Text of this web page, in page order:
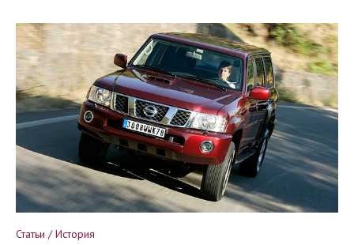
Статьи / История